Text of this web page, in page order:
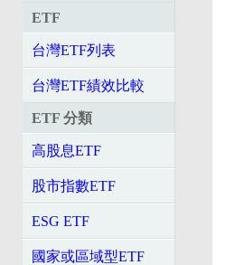
ETF
台灣ETF列表
台灣ETF績效比較
ETF 分類
高股息ETF
股市指數ETF
ESG ETF
國家或區域型ETF